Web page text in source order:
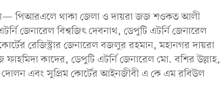
পিআরএলে থাকা জেলা ও দায়রা জজ শওকত আলী
জেনারেল বিশ্বজিৎ দেবনাথ, ডেপুটি এটর্নি জেনারেল
রেজিস্ট্রার জেনারেল বজলুর রহমান, মহানগর দায়রা
কাদের, ডেপুটি এটর্নি জেনারেল মো. বশির উল্লাহ,
এবং সুপ্রিম কোর্টের আইনজীবী এ কে এম রবিউল